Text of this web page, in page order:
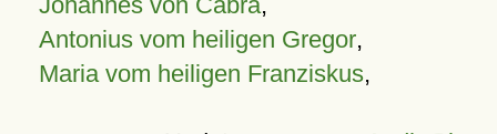
Antonius vom heiligen Gregor,
Maria vom heiligen Franziskus,